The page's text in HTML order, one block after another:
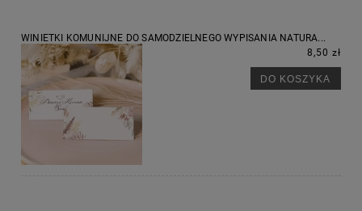
WINIETKI KOMUNIJNE DO SAMODZIELNEGO WYPISANIA NATURA...
8,50 zł
DO KOSZYKA